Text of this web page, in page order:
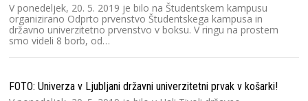
V ponedeljek, 20. 5. 2019 je bilo na Študentskem kampusu
organizirano Odprto prvenstvo Študentskega kampusa in
državno univerzitetno prvenstvo v boksu. V ringu na prostem
smo videli 8 borb, od…
FOTO: Univerza v Ljubljani državni univerzitetni prvak v košarki!